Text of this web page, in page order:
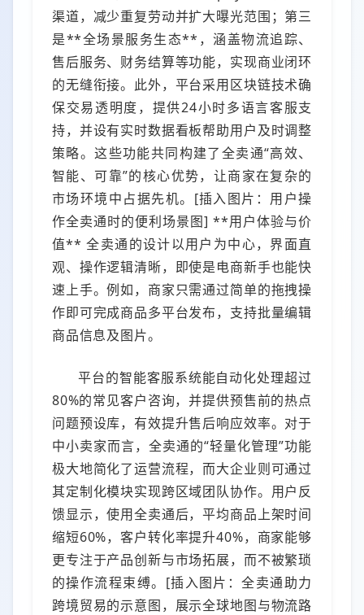
渠道，减少重复劳动并扩大曝光范围；第三
是**全场景服务生态**，涵盖物流追踪、
售后服务、财务结算等功能，实现商业闭环
的无缝衔接。此外，平台采用区块链技术确
保交易透明度，提供24小时多语言客服支
持，并设有实时数据看板帮助用户及时调整
策略。这些功能共同构建了全卖通“高效、
智能、可靠”的核心优势，让商家在复杂的
市场环境中占据先机。[插入图片：用户操
作全卖通时的便利场景图] **用户体验与价
值** 全卖通的设计以用户为中心，界面直
观、操作逻辑清晰，即使是电商新手也能快
速上手。例如，商家只需通过简单的拖拽操
作即可完成商品多平台发布，支持批量编辑
商品信息及图片。
平台的智能客服系统能自动化处理超过
80%的常见客户咨询，并提供预售前的热点
问题预设库，有效提升售后响应效率。对于
中小卖家而言，全卖通的“轻量化管理”功能
极大地简化了运营流程，而大企业则可通过
其定制化模块实现跨区域团队协作。用户反
馈显示，使用全卖通后，平均商品上架时间
缩短60%，客户转化率提升40%，商家能够
更专注于产品创新与市场拓展，而不被繁琐
的操作流程束缚。[插入图片：全卖通助力
跨境贸易的示意图，展示全球地图与物流路